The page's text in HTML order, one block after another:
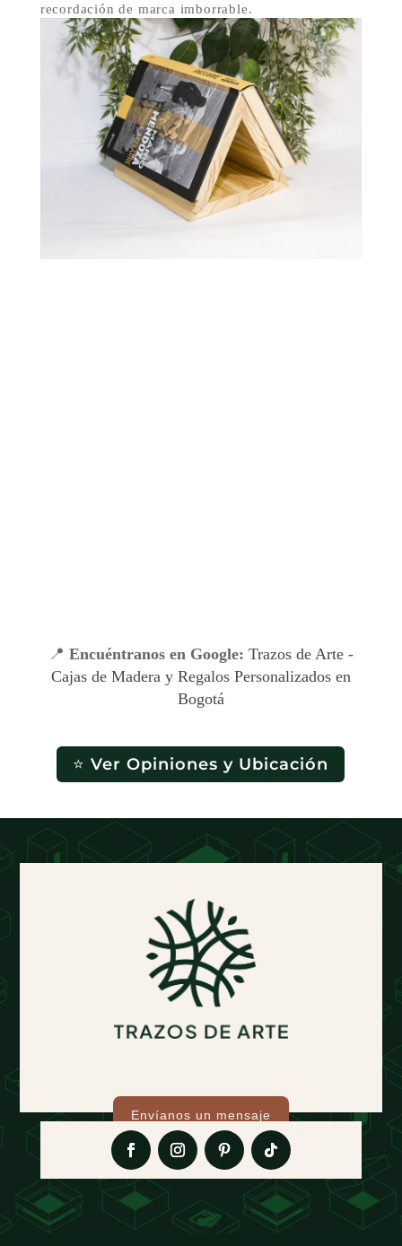
recordación de marca imborrable.
📍 Encuéntranos en Google: Trazos de Arte -
Cajas de Madera y Regalos Personalizados en
Bogotá
⭐ Ver Opiniones y Ubicación
Envíanos un mensaje